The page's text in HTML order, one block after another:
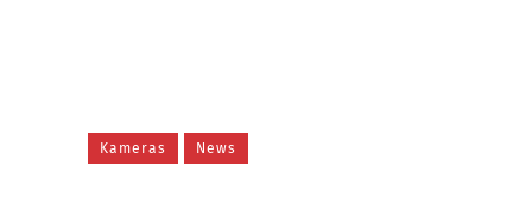
Kameras News